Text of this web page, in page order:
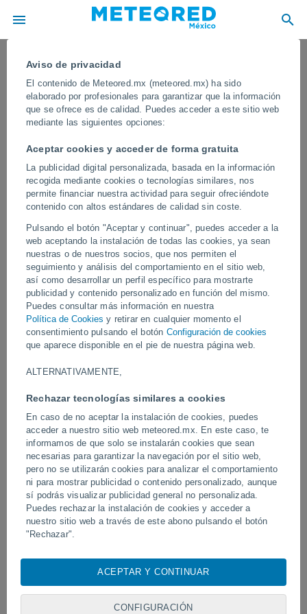
Aviso de privacidad
El contenido de Meteored.mx (meteored.mx) ha sido
elaborado por profesionales para garantizar que la información
que se ofrece es de calidad. Puedes acceder a este sitio web
mediante las siguientes opciones:
Aceptar cookies y acceder de forma gratuita
La publicidad digital personalizada, basada en la información
recogida mediante cookies o tecnologías similares, nos
permite financiar nuestra actividad para seguir ofreciéndote
contenido con altos estándares de calidad sin coste.
Pulsando el botón "Aceptar y continuar", puedes acceder a la
web aceptando la instalación de todas las cookies, ya sean
nuestras o de nuestros socios, que nos permiten el
seguimiento y análisis del comportamiento en el sitio web,
así como desarrollar un perfil específico para mostrarte
publicidad y contenido personalizado en función del mismo.
Puedes consultar más información en nuestra
Política de Cookies y retirar en cualquier momento el
consentimiento pulsando el botón Configuración de cookies
que aparece disponible en el pie de nuestra página web.
ALTERNATIVAMENTE,
Rechazar tecnologías similares a cookies
En caso de no aceptar la instalación de cookies, puedes
acceder a nuestro sitio web meteored.mx. En este caso, te
informamos de que solo se instalarán cookies que sean
necesarias para garantizar la navegación por el sitio web,
pero no se utilizarán cookies para analizar el comportamiento
ni para mostrar publicidad o contenido personalizado, aunque
sí podrás visualizar publicidad general no personalizada.
Puedes rechazar la instalación de cookies y acceder a
nuestro sitio web a través de este abono pulsando el botón
"Rechazar".
cookies, identificadores únicos o tecnologías similares para
visita en este sitio web, las direcciones IP y los
identificadores de cookies. Es posible que algunos
ACEPTAR Y CONTINUAR
CONFIGURACIÓN
El calor no da tregua pese a lluvias:
maximas de más de 40 °C
A pesar de la posibilidad de que se muestren lluvias en algunas
entidades del país, se esperan temperaturas máximas superiores
a 40 °C en algunas regiones. Es importante estar pendiente de las
indicaciones de las autoridades.
Vídeos
Tornados y lluvias torrenciales en
Pelotas, Brasil.
Ondas tropicales,
mexicano dejarán
Síguenos